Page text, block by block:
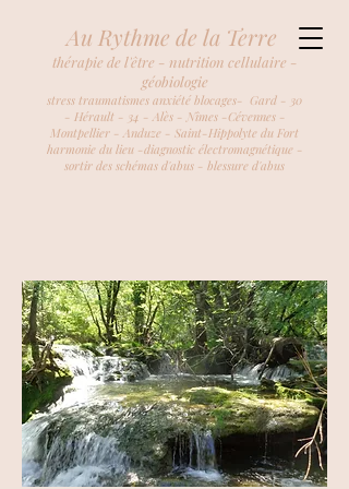
Au Rythme de la Terre
thérapie de l'être - nutrition cellulaire -
géobiologie
stress traumatismes anxiété blocages- Gard - 30
- Hérault - 34 - Alès - Nîmes -Cévennes -
Montpellier - Anduze - Saint-Hippolyte du Fort
harmonie du lieu -diagnostic électromagnétique -
sortir des schémas d'abus - blessure d'abus